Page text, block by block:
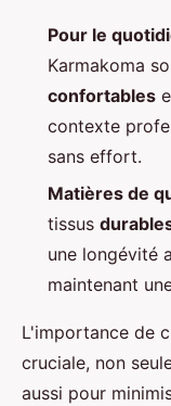
Pour le
Karmakoma
confortables
contexte
sans effort.
Matières de
tissus
une longévité
maintenant
L'importance de
cruciale, non
aussi pour